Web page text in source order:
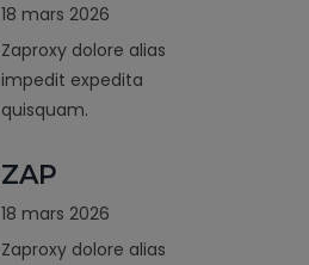
18 mars 2026
Zaproxy dolore alias
impedit expedita
quisquam.
ZAP
18 mars 2026
Zaproxy dolore alias